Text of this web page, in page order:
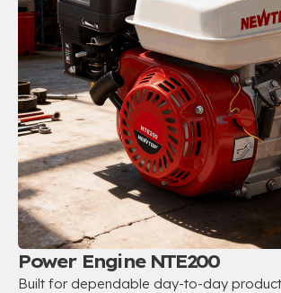
Power Engine NTE200
Built for dependable day-to-day